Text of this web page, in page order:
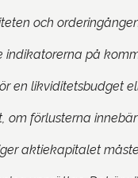
och
indikatorerna på
en likviditetsbudget
om förlusterna
aktiekapitalet